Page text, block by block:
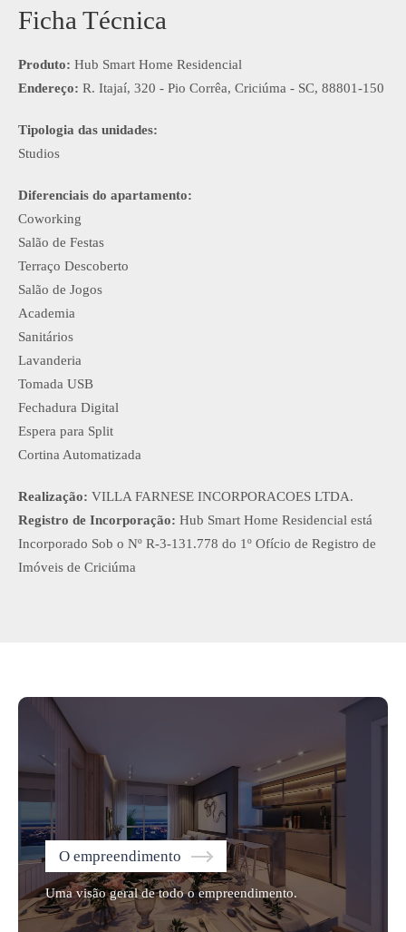
Ficha Técnica
Produto: Hub Smart Home Residencial
Endereço: R. Itajaí, 320 - Pio Corrêa, Criciúma - SC, 88801-150
Tipologia das unidades:
Studios
Diferenciais do apartamento:
Coworking
Salão de Festas
Terraço Descoberto
Salão de Jogos
Academia
Sanitários
Lavanderia
Tomada USB
Fechadura Digital
Espera para Split
Cortina Automatizada
Realização: VILLA FARNESE INCORPORACOES LTDA.
Registro de Incorporação: Hub Smart Home Residencial está
Incorporado Sob o Nº R-3-131.778 do 1º Ofício de Registro de
Imóveis de Criciúma
O empreendimento
Uma visão geral de todo o empreendimento.